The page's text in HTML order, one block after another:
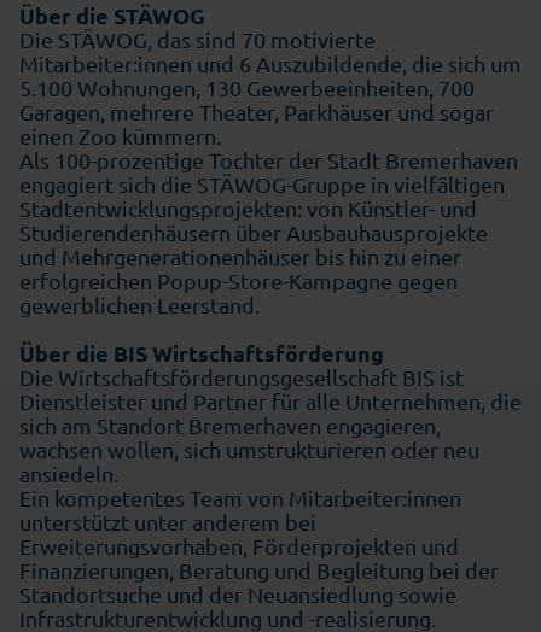
Über die STÄWOG
Die STÄWOG, das sind 70 motivierte
Mitarbeiter:innen und 6 Auszubildende, die sich um
5.100 Wohnungen, 130 Gewerbeeinheiten, 700
Garagen, mehrere Theater, Parkhäuser und sogar
einen Zoo kümmern.
Als 100-prozentige Tochter der Stadt Bremerhaven
engagiert sich die STÄWOG-Gruppe in vielfältigen
Stadtentwicklungsprojekten: von Künstler- und
Studierendenhäusern über Ausbauhausprojekte
und Mehrgenerationenhäuser bis hin zu einer
erfolgreichen Popup-Store-Kampagne gegen
gewerblichen Leerstand.
Über die BIS Wirtschaftsförderung
Die Wirtschaftsförderungsgesellschaft BIS ist
Dienstleister und Partner für alle Unternehmen, die
sich am Standort Bremerhaven engagieren,
wachsen wollen, sich umstrukturieren oder neu
ansiedeln.
Ein kompetentes Team von Mitarbeiter:innen
unterstützt unter anderem bei
Erweiterungsvorhaben, Förderprojekten und
Finanzierungen, Beratung und Begleitung bei der
Standortsuche und der Neuansiedlung sowie
Infrastrukturentwicklung und -realisierung.